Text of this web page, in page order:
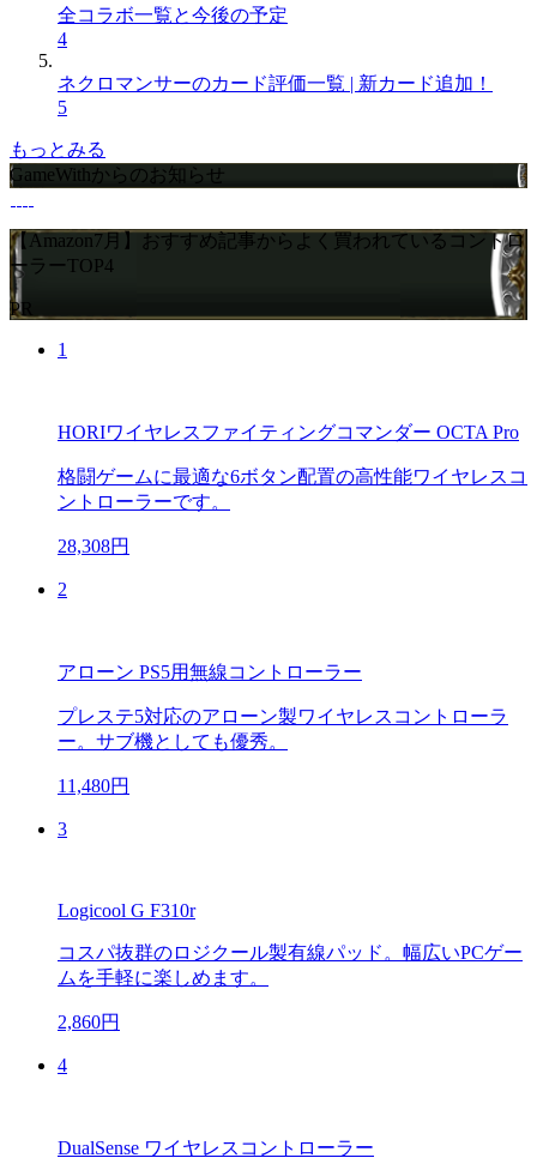
全コラボ一覧と今後の予定
4
ネクロマンサーのカード評価一覧 | 新カード追加！
5
もっとみる
GameWithからのお知らせ
【Amazon7月】おすすめ記事からよく買われているコントロ
ーラーTOP4
PR
1
HORIワイヤレスファイティングコマンダー OCTA Pro
格闘ゲームに最適な6ボタン配置の高性能ワイヤレスコ
ントローラーです。
28,308円
2
アローン PS5用無線コントローラー
プレステ5対応のアローン製ワイヤレスコントローラ
ー。サブ機としても優秀。
11,480円
3
Logicool G F310r
コスパ抜群のロジクール製有線パッド。幅広いPCゲー
ムを手軽に楽しめます。
2,860円
4
DualSense ワイヤレスコントローラー